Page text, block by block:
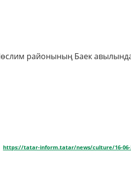
районының Баек
https://tatar-inform.tatar/news/culture/16-06-